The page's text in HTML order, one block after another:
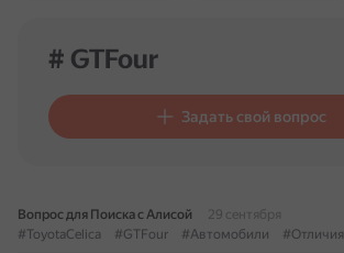
# GTFour
Задать свой вопрос
Вопрос для Поиска с Алисой
29 сентября
#ToyotaCelica
#GTFour #Автомобили #Отличия